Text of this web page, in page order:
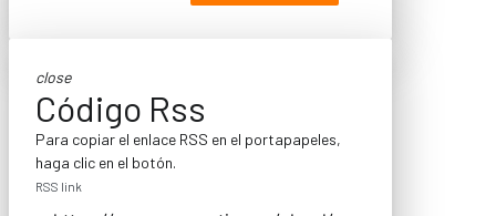
close
Código Rss
Para copiar el enlace RSS en el portapapeles,
haga clic en el botón.
RSS link